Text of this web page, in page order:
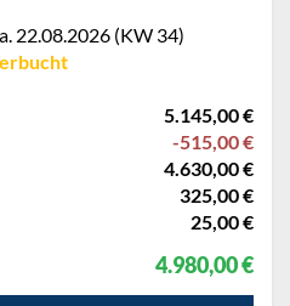
22.08.2026 (KW 34)
5.145,00 €
-515,00 €
4.630,00 €
325,00 €
25,00 €
4.980,00 €